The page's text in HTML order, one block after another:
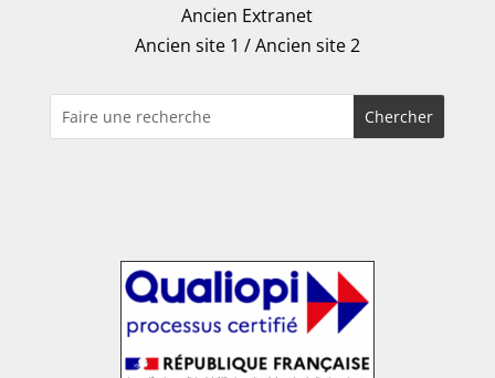
Ancien Extranet
Ancien site 1 /Ancien site 2